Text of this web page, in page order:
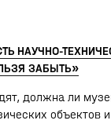
НАУЧНО-
ЗАБЫТЬ»
должна ли
объектов